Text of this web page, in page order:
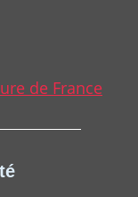
de France